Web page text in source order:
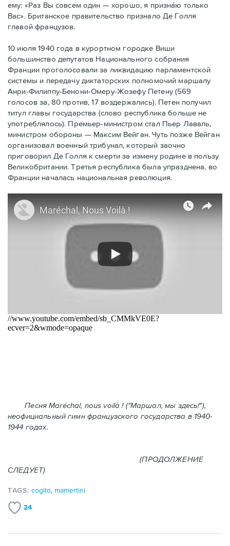
ему: «Раз Вы совсем один — хорошо, я признáю только
Вас». Британское правительство признало Де Голля
главой французов.
10 июля 1940 года в курортном городке Виши
большинство депутатов Национального собрания
Франции проголосовали за ликвидацию парламентской
системы и передачу диктаторских полномочий маршалу
Анри-Филиппу-Бенони-Омеру-Жозефу Петену (569
голосов за, 80 против, 17 воздержались). Петен получил
титул главы государства (слово республика больше не
употреблялось). Премьер-министром стал Пьер Лаваль,
министром обороны — Максим Вейган. Чуть позже Вейган
организовал военный трибунал, который заочно
приговорил Де Голля к смерти за измену родине в пользу
Великобритании. Третья республика была упразднена, во
Франции началась национальная революция.
Песня Maréchal, nous voilà ! ("Маршал, мы здесь!"),
неофициальный гимн французского государства в 1940-
1944 годах.
(ПРОДОЛЖЕНИЕ
СЛЕДУЕТ)
TAGS:cogito, mamertini
24